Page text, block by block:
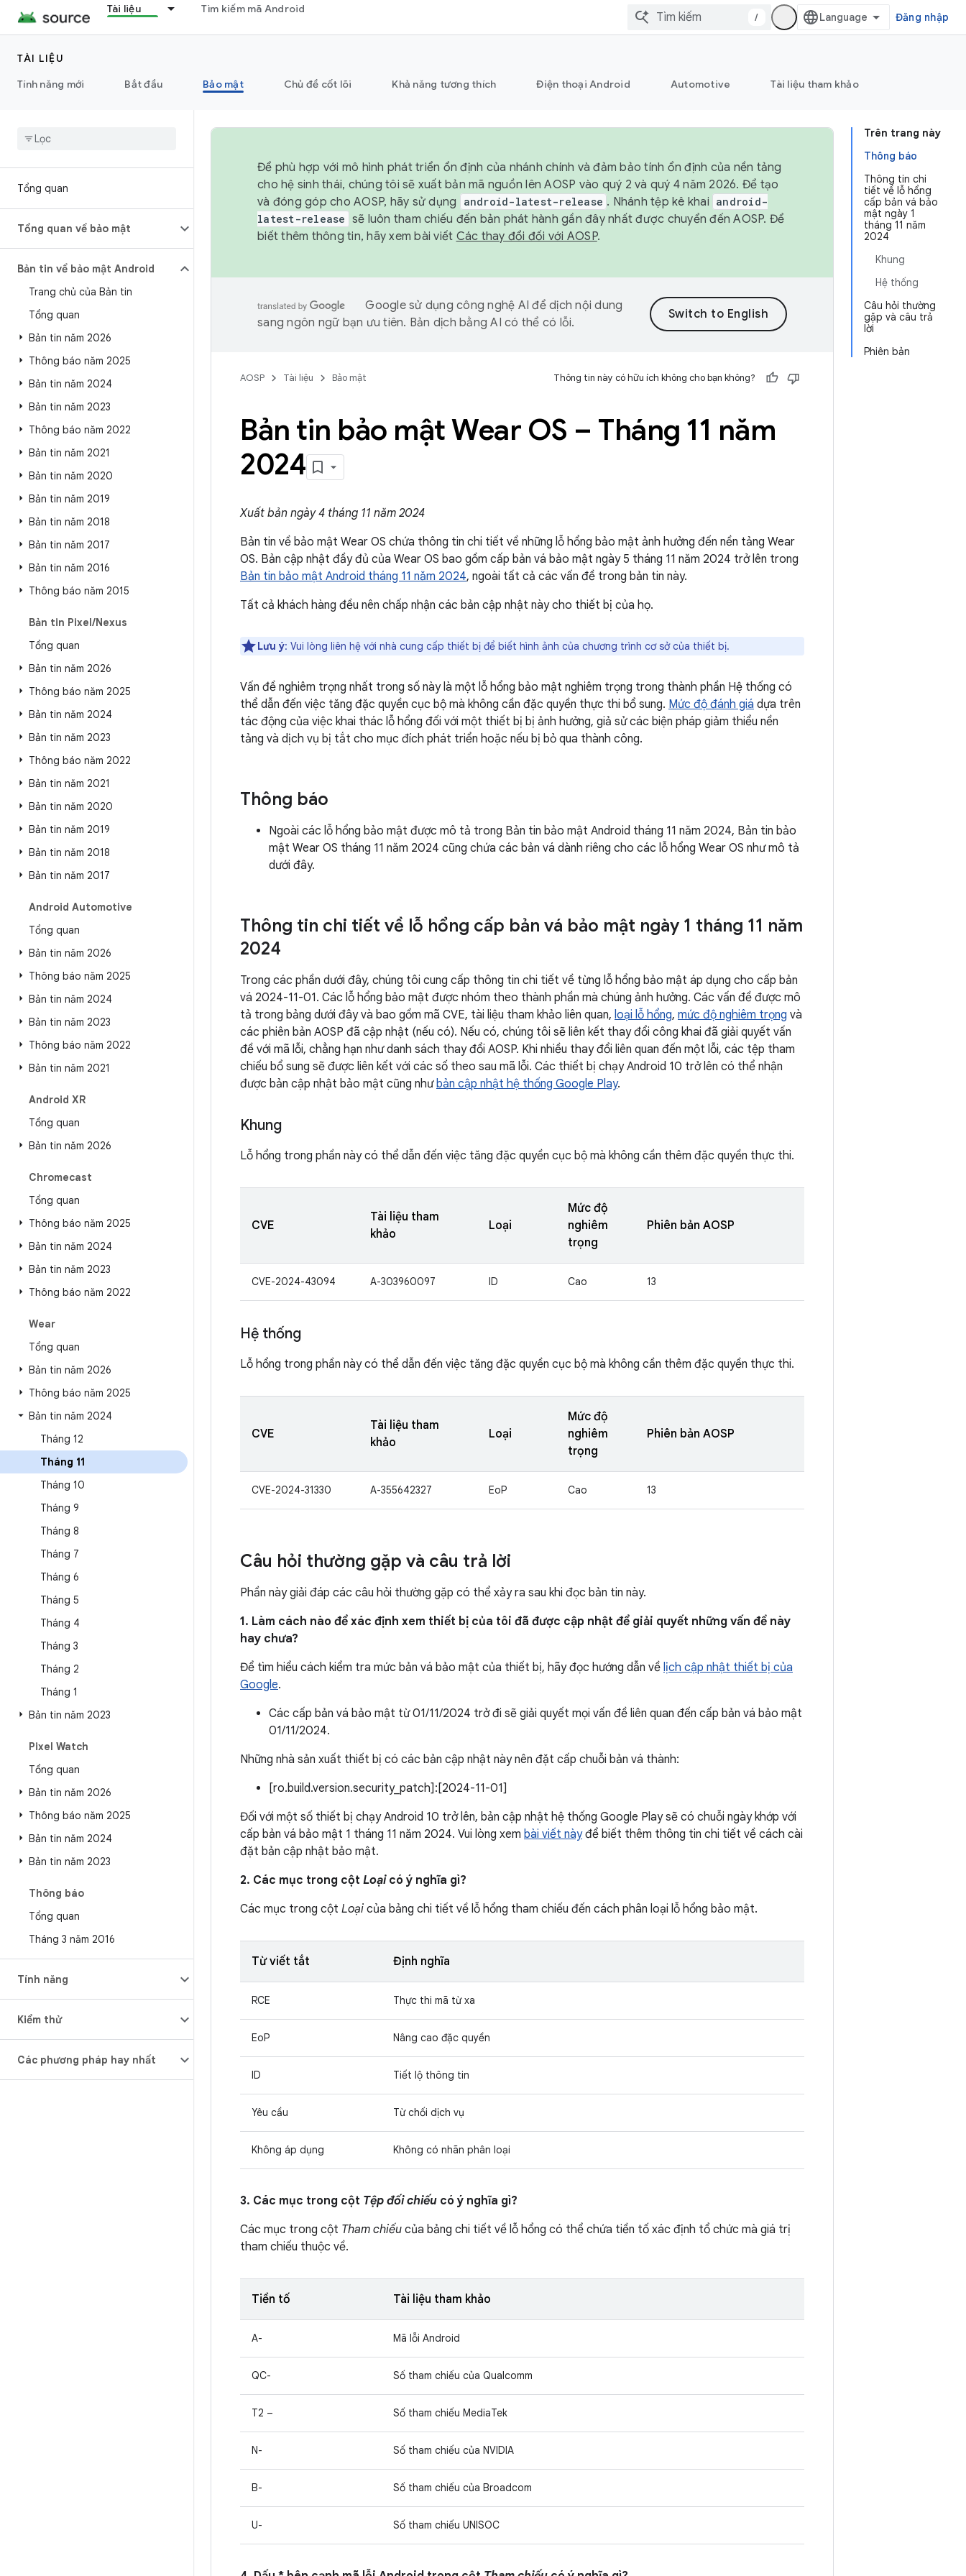
Tài liệu Tìm kiếm mã Android
/ Đăng nhập
TÀI LIỆU
Tính năng mới
Bắt đầu Bảo mật Chủ đề cốt lõi Khả năng tương thích Điện thoại Android Automotive Tài liệu tham khảo
Tổng quan
Tổng quan về bảo mật
Bản tin về bảo mật Android
Trang chủ của Bản tin
Tổng quan
Bản tin năm 2026
Thông báo năm 2025
Bản tin năm 2024
Bản tin năm 2023
Thông báo năm 2022
Bản tin năm 2021
Bản tin năm 2020
Bản tin năm 2019
Bản tin năm 2018
Bản tin năm 2017
Bản tin năm 2016
Thông báo năm 2015
Bản tin Pixel/Nexus
Tổng quan
Bản tin năm 2026
Thông báo năm 2025
Bản tin năm 2024
Bản tin năm 2023
Thông báo năm 2022
Bản tin năm 2021
Bản tin năm 2020
Bản tin năm 2019
Bản tin năm 2018
Bản tin năm 2017
Android Automotive
Tổng quan
Bản tin năm 2026
Thông báo năm 2025
Bản tin năm 2024
Bản tin năm 2023
Thông báo năm 2022
Bản tin năm 2021
Android XR
Tổng quan
Bản tin năm 2026
Chromecast
Tổng quan
Thông báo năm 2025
Bản tin năm 2024
Bản tin năm 2023
Thông báo năm 2022
Wear
Tổng quan
Bản tin năm 2026
Thông báo năm 2025
Bản tin năm 2024
Tháng 12
Tháng 11
Tháng 10
Tháng 9
Tháng 8
Tháng 7
Tháng 6
Tháng 5
Tháng 4
Tháng 3
Tháng 2
Tháng 1
Bản tin năm 2023
Pixel Watch
Tổng quan
Bản tin năm 2026
Thông báo năm 2025
Bản tin năm 2024
Bản tin năm 2023
Thông báo
Tổng quan
Tháng 3 năm 2016
Tính năng
Kiểm thử
Các phương pháp hay nhất
Trên trang này
Thông báo
Thông tin chi
tiết về lỗ hổng
cấp bản vá bảo
mật ngày 1
tháng 11 năm
2024
Khung
Hệ thống
Câu hỏi thường
gặp và câu trả
lời
Phiên bản
Để phù hợp với mô hình phát triển ổn định của nhánh chính và đảm bảo tính ổn định của nền tảng
cho hệ sinh thái, chúng tôi sẽ xuất bản mã nguồn lên AOSP vào quý 2 và quý 4 năm 2026. Để tạo
và đóng góp cho AOSP, hãy sử dụng
android-latest-release . Nhánh tệp kê khai android-
latest-release sẽ luôn tham chiếu đến bản phát hành gần đây nhất được chuyển đến AOSP. Để
biết thêm thông tin, hãy xem bài viết Các thay đổi đối với AOSP.
Google sử dụng công nghệ AI để dịch nội dung
sang ngôn ngữ bạn ưu tiên. Bản dịch bằng AI có thể có lỗi.
AOSP Tài liệu Bảo mật Thông tin này có hữu ích không cho bạn không?
Bản tin bảo mật Wear OS – Tháng 11 năm
2024
Xuất bản ngày 4 tháng 11 năm 2024
Bản tin về bảo mật Wear OS chứa thông tin chi tiết về những lỗ hổng bảo mật ảnh hưởng đến nền tảng Wear
OS. Bản cập nhật đầy đủ của Wear OS bao gồm cấp bản vá bảo mật ngày 5 tháng 11 năm 2024 trở lên trong
Bản tin bảo mật Android tháng 11 năm 2024, ngoài tất cả các vấn đề trong bản tin này.
Tất cả khách hàng đều nên chấp nhận các bản cập nhật này cho thiết bị của họ.
Lưu ý: Vui lòng liên hệ với nhà cung cấp thiết bị để biết hình ảnh của chương trình cơ sở của thiết bị.
Vấn đề nghiêm trọng nhất trong số này là một lỗ hổng bảo mật nghiêm trọng trong thành phần Hệ thống có
thể dẫn đến việc tăng đặc quyền cục bộ mà không cần đặc quyền thực thi bổ sung. Mức độ đánh giá dựa trên
tác động của việc khai thác lỗ hổng đối với một thiết bị bị ảnh hưởng, giả sử các biện pháp giảm thiểu nền
tảng và dịch vụ bị tắt cho mục đích phát triển hoặc nếu bị bỏ qua thành công.
Thông báo
Ngoài các lỗ hổng bảo mật được mô tả trong Bản tin bảo mật Android tháng 11 năm 2024, Bản tin bảo
mật Wear OS tháng 11 năm 2024 cũng chứa các bản vá dành riêng cho các lỗ hổng Wear OS như mô tả
dưới đây.
Thông tin chi tiết về lỗ hổng cấp bản vá bảo mật ngày 1 tháng 11 năm
2024
Trong các phần dưới đây, chúng tôi cung cấp thông tin chi tiết về từng lỗ hổng bảo mật áp dụng cho cấp bản
vá 2024-11-01. Các lỗ hổng bảo mật được nhóm theo thành phần mà chúng ảnh hưởng. Các vấn đề được mô
tả trong bảng dưới đây và bao gồm mã CVE, tài liệu tham khảo liên quan, loại lỗ hổng, mức độ nghiêm trọng và
các phiên bản AOSP đã cập nhật (nếu có). Nếu có, chúng tôi sẽ liên kết thay đổi công khai đã giải quyết vấn
đề với mã lỗi, chẳng hạn như danh sách thay đổi AOSP. Khi nhiều thay đổi liên quan đến một lỗi, các tệp tham
chiếu bổ sung sẽ được liên kết với các số theo sau mã lỗi. Các thiết bị chạy Android 10 trở lên có thể nhận
được bản cập nhật bảo mật cũng nhưbản cập nhật hệ thống Google Play.
Khung
Lỗ hổng trong phần này có thể dẫn đến việc tăng đặc quyền cục bộ mà không cần thêm đặc quyền thực thi.
CVE
Tài liệu tham
khảo
Loại
Mức độ
nghiêm
trọng
Phiên bản AOSP
CVE-2024-43094 A-303960097 ID Cao 13
Hệ thống
Lỗ hổng trong phần này có thể dẫn đến việc tăng đặc quyền cục bộ mà không cần thêm đặc quyền thực thi.
CVE
Tài liệu tham
khảo
Loại
Mức độ
nghiêm
trọng
Phiên bản AOSP
CVE-2024-31330 A-355642327 EoP Cao 13
Câu hỏi thường gặp và câu trả lời
Phần này giải đáp các câu hỏi thường gặp có thể xảy ra sau khi đọc bản tin này.
1. Làm cách nào để xác định xem thiết bị của tôi đã được cập nhật để giải quyết những vấn đề này
hay chưa?
Để tìm hiểu cách kiểm tra mức bản vá bảo mật của thiết bị, hãy đọc hướng dẫn về lịch cập nhật thiết bị của
Google.
Các cấp bản vá bảo mật từ 01/11/2024 trở đi sẽ giải quyết mọi vấn đề liên quan đến cấp bản vá bảo mật
01/11/2024.
Những nhà sản xuất thiết bị có các bản cập nhật này nên đặt cấp chuỗi bản vá thành:
[ro.build.version.security_patch]:[2024-11-01]
Đối với một số thiết bị chạy Android 10 trở lên, bản cập nhật hệ thống Google Play sẽ có chuỗi ngày khớp với
cấp bản vá bảo mật 1 tháng 11 năm 2024. Vui lòng xem bài viết nàyđể biết thêm thông tin chi tiết về cách cài
đặt bản cập nhật bảo mật.
2. Các mục trong cột Loạicó ý nghĩa gì?
Các mục trong cột Loại của bảng chi tiết về lỗ hổng tham chiếu đến cách phân loại lỗ hổng bảo mật.
Từ viết tắt Định nghĩa
RCE Thực thi mã từ xa
EoP Nâng cao đặc quyền
ID Tiết lộ thông tin
Yêu cầu Từ chối dịch vụ
Không áp dụng Không có nhãn phân loại
3. Các mục trong cột Tệp đối chiếu có ý nghĩa gì?
Các mục trong cột Tham chiếu của bảng chi tiết về lỗ hổng có thể chứa tiền tố xác định tổ chức mà giá trị
tham chiếu thuộc về.
Tiền tố Tài liệu tham khảo
A- Mã lỗi Android
QC- Số tham chiếu của Qualcomm
T2 – Số tham chiếu MediaTek
N- Số tham chiếu của NVIDIA
B- Số tham chiếu của Broadcom
U- Số tham chiếu UNISOC